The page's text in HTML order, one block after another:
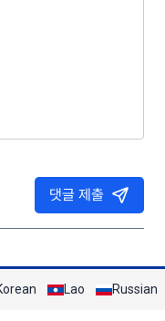
댓글 제출
Lao Russian